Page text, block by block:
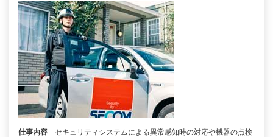
仕事内容
セキュリティシステムによる異常感知時の対応や機器の点検